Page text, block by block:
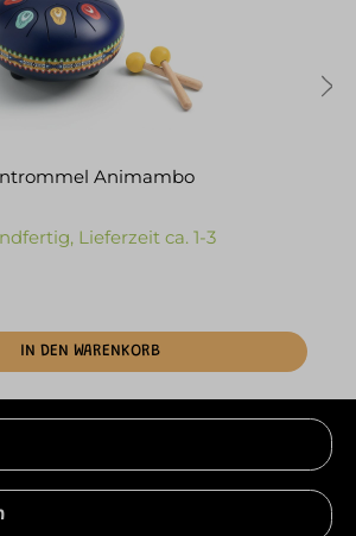
Animambo
Lieferzeit ca. 1-3
IN DEN WARENKORB